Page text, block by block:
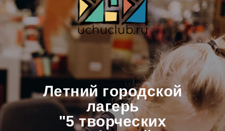
Летний городской
лагерь
"5 творческих